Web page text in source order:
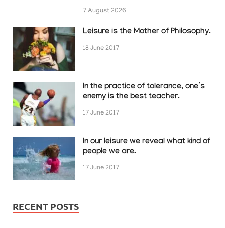
7 August 2026
Leisure is the Mother of Philosophy.
18 June 2017
In the practice of tolerance, one’s
enemy is the best teacher.
17 June 2017
In our leisure we reveal what kind of
people we are.
17 June 2017
RECENT POSTS